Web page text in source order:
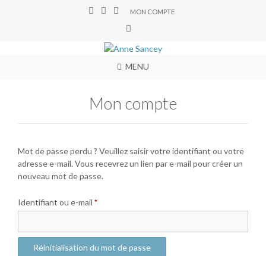
MON COMPTE
MENU
Mon compte
Mot de passe perdu ? Veuillez saisir votre identifiant ou votre
adresse e-mail. Vous recevrez un lien par e-mail pour créer un
nouveau mot de passe.
Identifiant ou e-mail *
Réinitialisation du mot de passe